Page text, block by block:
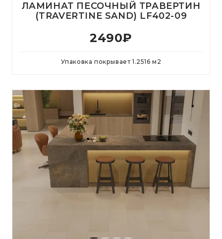
ЛАМИНАТ ПЕСОЧНЫЙ ТРАВЕРТИН
(TRAVERTINE SAND) LF402-09
2490₽
Упаковка покрывает 1.2516 м 2